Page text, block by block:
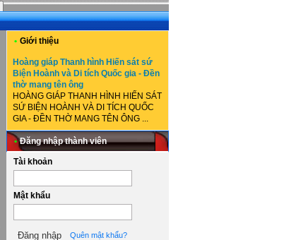
• Giới thiệu
Hoàng giáp Thanh hình Hiến sát sứ
Biện Hoành và Di tích Quốc gia - Đền
thờ mang tên ông
HOÀNG GIÁP THANH HÌNH HIẾN SÁT
SỨ BIỆN HOÀNH VÀ DI TÍCH QUỐC
GIA - ĐỀN THỜ MANG TÊN ÔNG ...
• Đăng nhập thành viên
Tài khoản
Mật khẩu
Quên mật khẩu?